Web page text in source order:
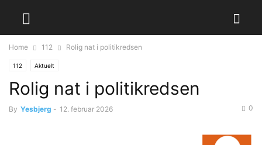
Home 112 Rolig nat i politikredsen
112 Aktuelt
Rolig nat i politikredsen
By Yesbjerg - 12. februar 2026 0